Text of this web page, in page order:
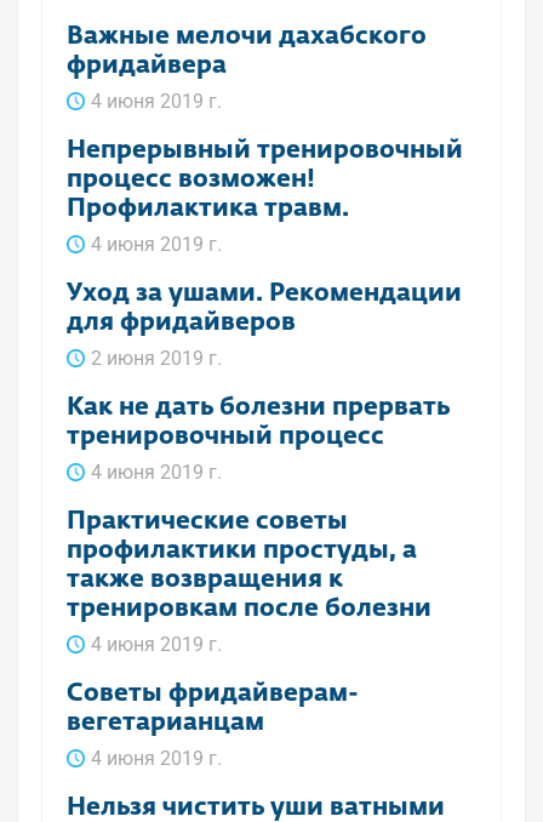
Важные мелочи дахабского
фридайвера
4 июня 2019 г.
Непрерывный тренировочный
процесс возможен!
Профилактика травм.
4 июня 2019 г.
Уход за ушами. Рекомендации
для фридайверов
2 июня 2019 г.
Как не дать болезни прервать
тренировочный процесс
4 июня 2019 г.
Практические советы
профилактики простуды, а
также возвращения к
тренировкам после болезни
4 июня 2019 г.
Советы фридайверам-
вегетарианцам
4 июня 2019 г.
Нельзя чистить уши ватными